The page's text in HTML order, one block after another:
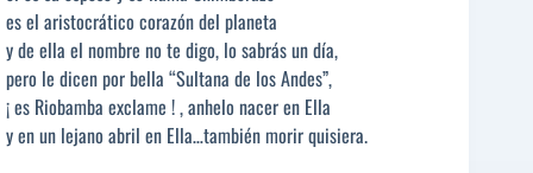
es el aristocrático corazón del planeta
y de ella el nombre no te digo, lo sabrás un día,
pero le dicen por bella “Sultana de los Andes”,
¡ es Riobamba exclame ! , anhelo nacer en Ella
y en un lejano abril en Ella…también morir quisiera.